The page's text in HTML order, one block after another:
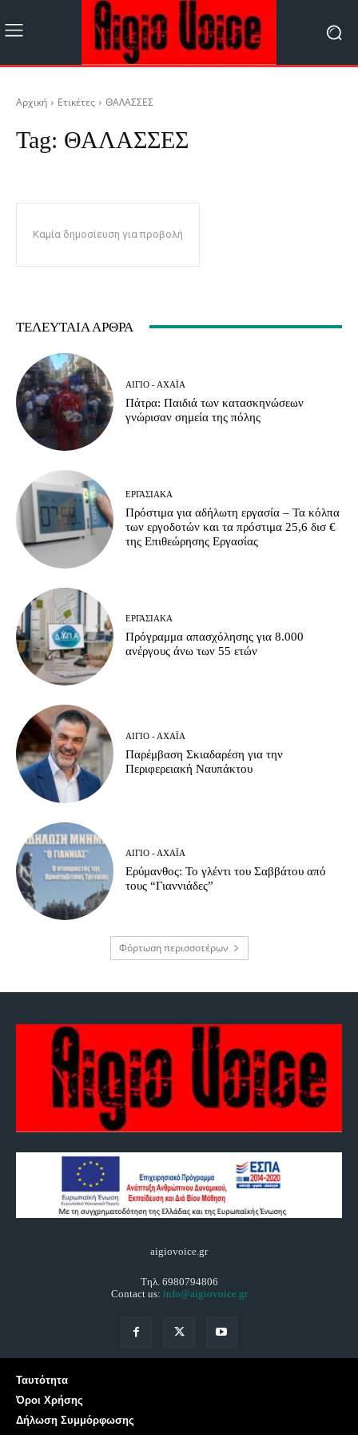
Αρχική Ετικέτες ΘΑΛΑΣΣΕΣ
Tag: ΘΑΛΑΣΣΕΣ
Καμία δημοσίευση για προβολή
ΤΕΛΕΥΤΑΊΑ ΆΡΘΡΑ
ΑΊΓΙΟ - ΑΧΑΪ́Α
Πάτρα: Παιδιά των κατασκηνώσεων
γνώρισαν σημεία της πόλης
ΕΡΓΑΣΙΑΚΆ
Πρόστιμα για αδήλωτη εργασία – Τα κόλπα
των εργοδοτών και τα πρόστιμα 25,6 δισ €
της Επιθεώρησης Εργασίας
ΕΡΓΑΣΙΑΚΆ
Πρόγραμμα απασχόλησης για 8.000
ανέργους άνω των 55 ετών
ΑΊΓΙΟ - ΑΧΑΪ́Α
Παρέμβαση Σκιαδαρέση για την
Περιφερειακή Ναυπάκτου
ΑΊΓΙΟ - ΑΧΑΪ́Α
Ερύμανθος: Το γλέντι του Σαββάτου από
τους “Γιαννιάδες”
Φόρτωση περισσοτέρων
aigiovoice.gr
Τηλ. 6980794806
Contact us: info@aigiovoice.gr
Ταυτότητα
Όροι Χρήσης
Δήλωση Συμμόρφωσης